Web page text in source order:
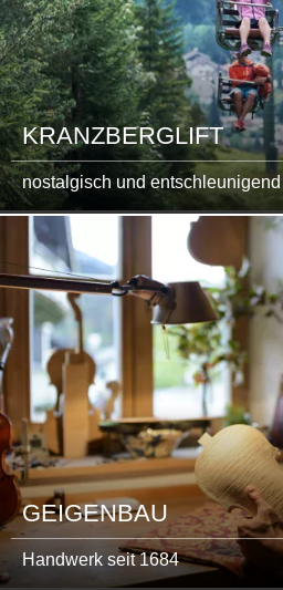
KRANZBERGLIFT
nostalgisch und entschleunigend
GEIGENBAU
Handwerk seit 1684
mehr